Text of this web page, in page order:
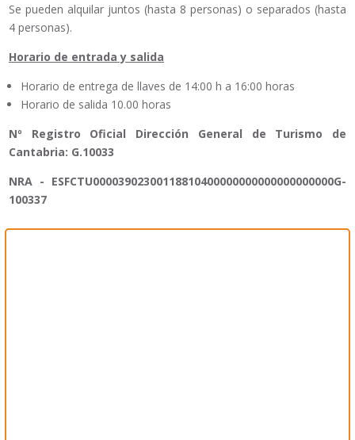
Se pueden alquilar juntos (hasta 8 personas) o separados (hasta
4 personas).
Horario de entrada y salida
Horario de entrega de llaves de 14:00 h a 16:00 horas
Horario de salida 10.00 horas
Nº Registro Oficial Dirección General de Turismo de
Cantabria: G.10033
NRA - ESFCTU00003902300118810400000000000000000000G-
100337